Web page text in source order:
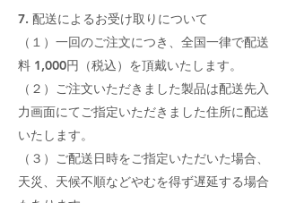
7. 配送によるお受け取りについて
（１）一回のご注文につき、全国一律で配送
料 1,000円（税込）を頂戴いたします。
（２）ご注文いただきました製品は配送先入
力画面にてご指定いただきました住所に配送
いたします。
（３）ご配送日時をご指定いただいた場合、
天災、天候不順などやむを得ず遅延する場合